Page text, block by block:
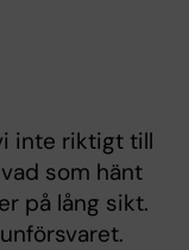
inte riktigt till
som hänt
på lång sikt.